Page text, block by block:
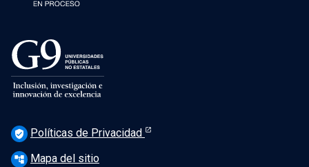
verified_user Políticas de Privacidad
account_tree Mapa del sitio